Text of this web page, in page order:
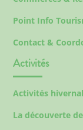
Point Info
Contact &
Activités
Activités
La découverte